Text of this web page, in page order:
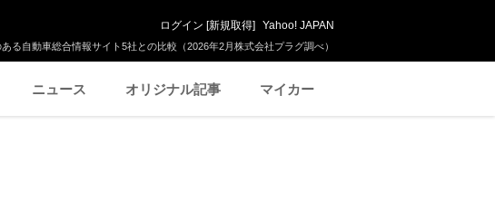
る自動車総合情報サイト5社との比較（2026年2月株式会社プラグ調べ）
ログイン [新規取得] Yahoo! JAPAN
ニュース オリジナル記事 マイカー